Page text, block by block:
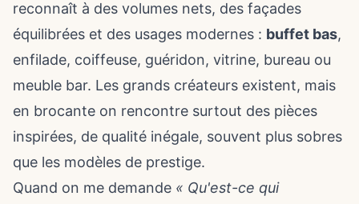
reconnaît à des volumes nets, des façades
équilibrées et des usages modernes : buffet bas,
enfilade, coiffeuse, guéridon, vitrine, bureau ou
meuble bar. Les grands créateurs existent, mais
en brocante on rencontre surtout des pièces
inspirées, de qualité inégale, souvent plus sobres
que les modèles de prestige.
Quand on me demande « Qu'est-ce qui